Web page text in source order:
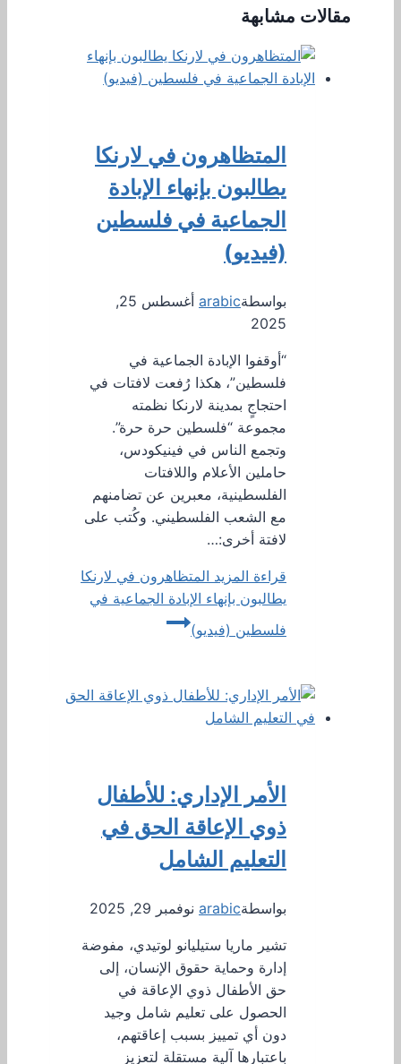
مقالات مشابهة
المتظاهرون في لارنكا
يطالبون بإنهاء الإبادة
الجماعية في فلسطين
(فيديو)
بواسطةarabic
أغسطس 25,
2025
“أوقفوا الإبادة الجماعية في
فلسطين”، هكذا رُفعت لافتات في
احتجاجٍ بمدينة لارنكا نظمته
مجموعة “فلسطين حرة حرة”.
وتجمع الناس في فينيكودس،
حاملين الأعلام واللافتات
الفلسطينية، معبرين عن تضامنهم
مع الشعب الفلسطيني. وكُتب على
لافتة أخرى:…
قراءة المزيد المتظاهرون في لارنكا
يطالبون بإنهاء الإبادة الجماعية في
فلسطين (فيديو)
الأمر الإداري: للأطفال
ذوي الإعاقة الحق في
التعليم الشامل
بواسطةarabic نوفمبر 29, 2025
تشير ماريا ستيليانو لوتيدي، مفوضة
إدارة وحماية حقوق الإنسان، إلى
حق الأطفال ذوي الإعاقة في
الحصول على تعليم شامل وجيد
دون أي تمييز بسبب إعاقتهم،
باعتبارها آلية مستقلة لتعزيز